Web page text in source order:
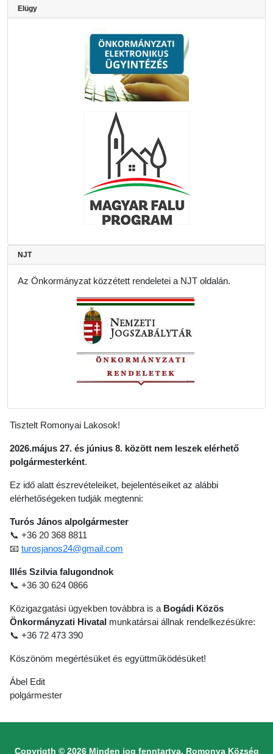
Elügy
NJT
Az Önkormányzat közzétett rendeletei a NJT oldalán.
Tisztelt Romonyai Lakosok!
2026.május 27. és június 8. között nem leszek elérhető
polgármesterként.
Ez idő alatt észrevételeiket, bejelentéseiket az alábbi
elérhetőségeken tudják megtenni:
Turós János alpolgármester
📞 +36 20 368 8811
📧 turosjanos24@gmail.com
Illés Szilvia falugondnok
📞 +36 30 624 0866
Közigazgatási ügyekben továbbra is a Bogádi Közös
Önkormányzati Hivatal munkatársai állnak rendelkezésükre:
📞 +36 72 473 390
Köszönöm megértésüket és együttműködésüket!
Ábel Edit
polgármester
Copyrigth © 2026 Minden jog fenntartva. Romonya Község